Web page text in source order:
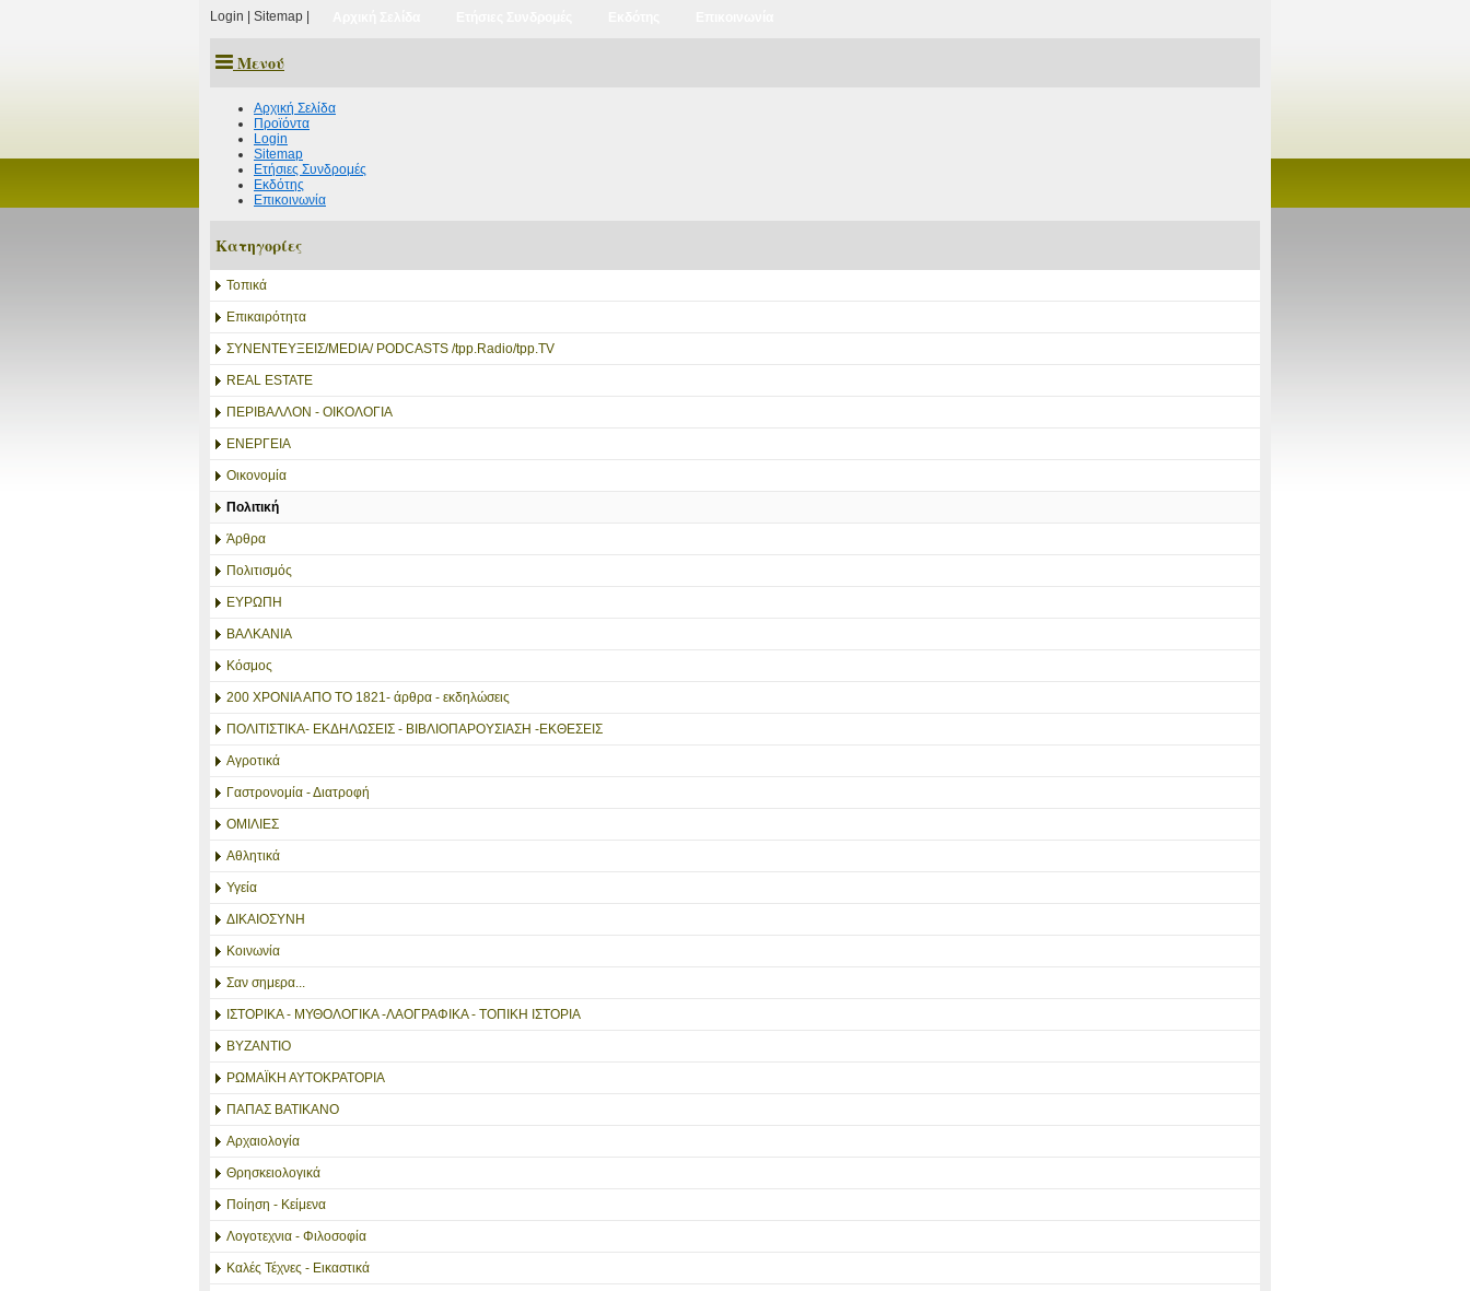
Login Sitemap
Μενού
Αρχική Σελίδα
Προϊόντα
Login
Sitemap
Ετήσιες Συνδρομές
Εκδότης
Επικοινωνία
Κατηγορίες
Τοπικά
Επικαιρότητα
ΣΥΝΕΝΤΕΥΞΕΙΣ/MEDIA/ PODCASTS /tpp.Radio/tpp.TV
REAL ESTATE
ΠΕΡΙΒΑΛΛΟΝ - ΟΙΚΟΛΟΓΙΑ
ΕΝΕΡΓΕΙΑ
Οικονομία
Πολιτική
Άρθρα
Πολιτισμός
ΕΥΡΩΠΗ
ΒΑΛΚΑΝΙΑ
Κόσμος
200 ΧΡΟΝΙΑ ΑΠΟ ΤΟ 1821- άρθρα - εκδηλώσεις
ΠΟΛΙΤΙΣΤΙΚΑ- ΕΚΔΗΛΩΣΕΙΣ - ΒΙΒΛΙΟΠΑΡΟΥΣΙΑΣΗ -ΕΚΘΕΣΕΙΣ
Αγροτικά
Γαστρονομία - Διατροφή
ΟΜΙΛΙΕΣ
Αθλητικά
Υγεία
ΔΙΚΑΙΟΣΥΝΗ
Κοινωνία
Σαν σημερα...
ΙΣΤΟΡΙΚΑ - ΜΥΘΟΛΟΓΙΚΑ -ΛΑΟΓΡΑΦΙΚΑ - ΤΟΠΙΚΗ ΙΣΤΟΡΙΑ
ΒΥΖΑΝΤΙΟ
ΡΩΜΑΪΚΗ ΑΥΤΟΚΡΑΤΟΡΙΑ
ΠΑΠΑΣ ΒΑΤΙΚΑΝΟ
Αρχαιολογία
Θρησκειολογικά
Ποίηση - Κείμενα
Λογοτεχνια - Φιλοσοφία
Καλές Τέχνες - Εικαστικά